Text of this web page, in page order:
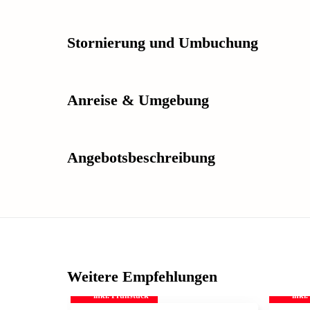
Stornierung und Umbuchung
Anreise & Umgebung
Angebotsbeschreibung
Weitere Empfehlungen
inkl. Frühstück inkl.